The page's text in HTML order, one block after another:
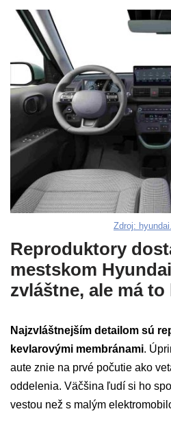
Zdroj:
Reproduktory
mestskom
zvláštne, ale má to
Najzvláštnejším detailom sú
kevlarovými membránami.
aute znie na prvé počutie ako
oddelenia. Väčšina ľudí si ho
vestou než s malým